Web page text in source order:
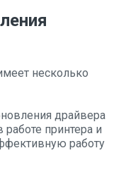
несколько
драйвера
принтера и
работу